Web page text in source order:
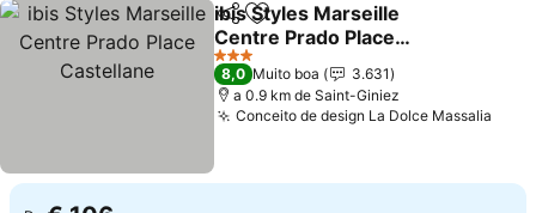
PartilharAdicionar aos favoritos
ibis Styles Marseille
Centre Prado Place
Castellane
3 Estrelas
8,0 Muito boa
3.631
a 0.9 km de Saint-Giniez
Conceito de design La Dolce Massalia